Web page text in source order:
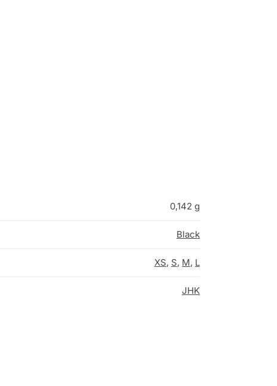
0,142 g
Black
XS, S, M, L
JHK